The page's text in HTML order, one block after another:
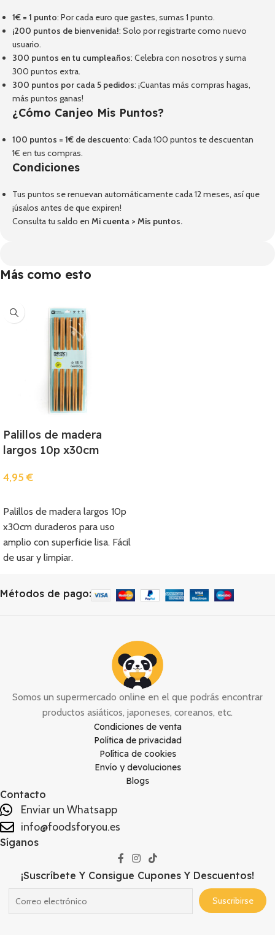
1€ = 1 punto: Por cada euro que gastes, sumas 1 punto.
¡200 puntos de bienvenida!: Solo por registrarte como nuevo
usuario.
300 puntos en tu cumpleaños: Celebra con nosotros y suma
300 puntos extra.
300 puntos por cada 5 pedidos: ¡Cuantas más compras hagas,
más puntos ganas!
¿Cómo Canjeo Mis Puntos?
100 puntos = 1€ de descuento: Cada 100 puntos te descuentan
1€ en tus compras.
Condiciones
Tus puntos se renuevan automáticamente cada 12 meses, así que
¡úsalos antes de que expiren!
Consulta tu saldo en Mi cuenta > Mis puntos.
Más como esto
Palillos de madera
largos 10p x30cm
4,95€
Palillos de madera largos 10p
x30cm duraderos para uso
amplio con superficie lisa. Fácil
de usar y limpiar.
Métodos de pago:
Somos un supermercado online en el que podrás encontrar
productos asiáticos, japoneses, coreanos, etc.
Condiciones de venta
Política de privacidad
Política de cookies
Envío y devoluciones
Blogs
Contacto
Enviar un Whatsapp
info@foodsforyou.es
Síganos
¡Suscríbete Y Consigue Cupones Y Descuentos!